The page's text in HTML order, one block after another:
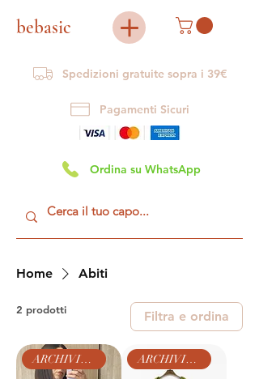
Spedizioni gratuite sopra i 39€
Pagamenti Sicuri
Ordina su WhatsApp
bebasic
Home Abiti
2 prodotti Filtra e ordina
ARCHIVIO BEBASIC ARCHIVIO BEBASIC